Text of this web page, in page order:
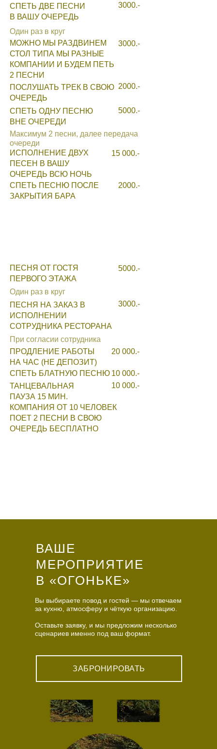
Один раз в круг
СПЕТЬ ДВЕ ПЕСНИ
В ВАШУ ОЧЕРЕДЬ
3000.-
3000.-
МОЖНО МЫ РАЗДВИНЕМ
СТОЛ ТИПА МЫ РАЗНЫЕ
КОМПАНИИ И БУДЕМ ПЕТЬ
2 ПЕСНИ
ПОСЛУШАТЬ ТРЕК В СВОЮ
ОЧЕРЕДЬ
2000.-
Максимум 2 песни, далее передача
очереди
СПЕТЬ ОДНУ ПЕСНЮ
ВНЕ ОЧЕРЕДИ
5000.-
ИСПОЛНЕНИЕ ДВУХ
ПЕСЕН В ВАШУ
ОЧЕРЕДЬ ВСЮ НОЧЬ
15 000.-
СПЕТЬ ПЕСНЮ ПОСЛЕ
ЗАКРЫТИЯ БАРА
2000.-
Один раз в круг
ПЕСНЯ ОТ ГОСТЯ
ПЕРВОГО ЭТАЖА
5000.-
3000.-
ПЕСНЯ НА ЗАКАЗ В
ИСПОЛНЕНИИ
СОТРУДНИКА РЕСТОРАНА
При согласии сотрудника
ПРОДЛЕНИЕ РАБОТЫ
НА ЧАС (НЕ ДЕПОЗИТ)
20 000.-
СПЕТЬ БЛАТНУЮ ПЕСНЮ 10 000.-
ТАНЦЕВАЛЬНАЯ
ПАУЗА 15 МИН.
10 000.-
КОМПАНИЯ ОТ 10 ЧЕЛОВЕК
ПОЕТ 2 ПЕСНИ В СВОЮ
ОЧЕРЕДЬ БЕСПЛАТНО
Вы выбираете повод и гостей — мы отвечаем
за кухню, атмосферу и чёткую организацию.
Оставьте заявку, и мы предложим несколько
сценариев именно под ваш формат.
ВАШЕ
МЕРОПРИЯТИЕ
В «ОГОНЬКЕ»
ЗАБРОНИРОВАТЬ